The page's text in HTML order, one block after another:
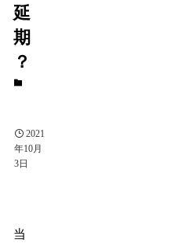
延
期
？
2021
年10月
3日
当